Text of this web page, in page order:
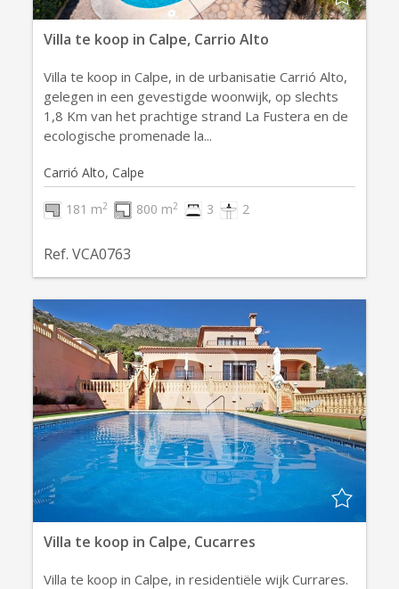
Villa te koop in Calpe, Carrio Alto
Villa te koop in Calpe, in de urbanisatie Carrió Alto,
gelegen in een gevestigde woonwijk, op slechts
1,8 Km van het prachtige strand La Fustera en de
ecologische promenade la...
Carrió Alto, Calpe
181 m2 800 m2 3 2
Ref. VCA0763
Villa te koop in Calpe, Cucarres
Villa te koop in Calpe, in residentiële wijk Currares.